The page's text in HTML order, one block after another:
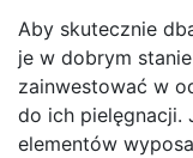
Aby skutecznie
je w dobrym
zainwestować w
do ich pielęgnacji.
elementów